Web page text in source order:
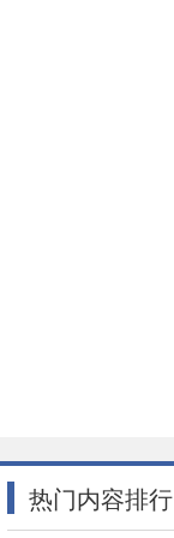
热门内容排行